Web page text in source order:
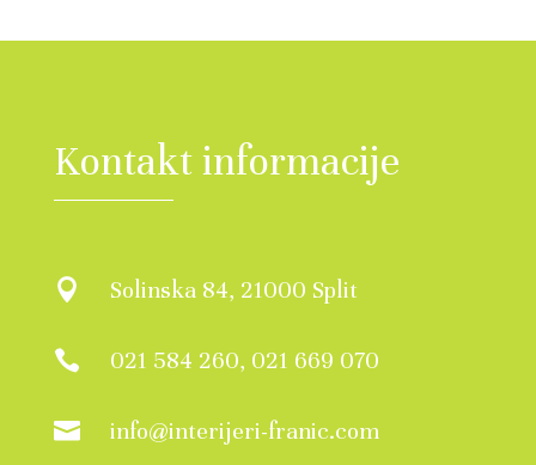
Kontakt informacije
 Solinska 84, 21000 Split
 021 584 260, 021 669 070
 info@interijeri-franic.com